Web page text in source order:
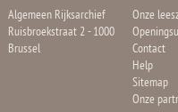
Algemeen Rijksarchief
Ruisbroekstraat 2 - 1000
Brussel
Onze
Contact
Help
Sitemap
Onze